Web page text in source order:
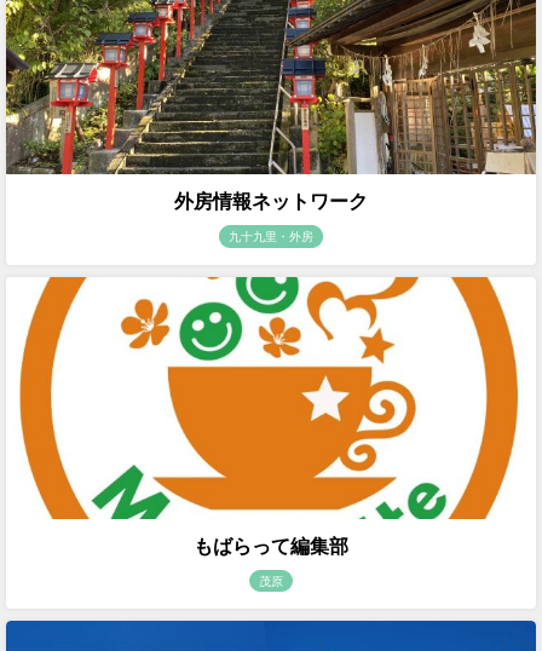
外房情報ネットワーク
九十九里・外房
もばらって編集部
茂原